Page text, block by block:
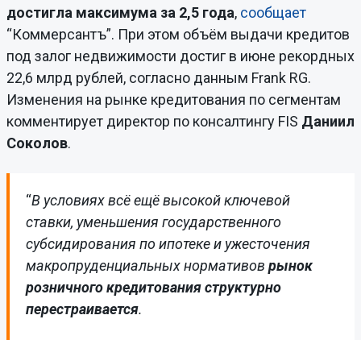
достигла максимума за 2,5 года, сообщает
“Коммерсантъ”. При этом объём выдачи кредитов
под залог недвижимости достиг в июне рекордных
22,6 млрд рублей, согласно данным Frank RG.
Изменения на рынке кредитования по сегментам
комментирует директор по консалтингу FIS Даниил
Соколов.
“В условиях всё ещё высокой ключевой
ставки, уменьшения государственного
субсидирования по ипотеке и ужесточения
макропруденциальных нормативов рынок
розничного кредитования структурно
перестраивается.